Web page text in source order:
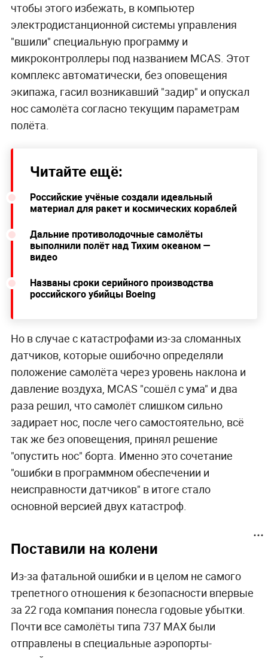
чтобы этого избежать, в компьютер
электродистанционной системы управления
"вшили" специальную программу и
микроконтроллеры под названием MCAS. Этот
комплекс автоматически, без оповещения
экипажа, гасил возникавший "задир" и опускал
нос самолёта согласно текущим параметрам
полёта.
Читайте ещё:
Российские учёные создали идеальный
материал для ракет и космических кораблей
Дальние противолодочные самолёты
выполнили полёт над Тихим океаном —
видео
Названы сроки серийного производства
российского убийцы Boeing
Но в случае с катастрофами из-за сломанных
датчиков, которые ошибочно определяли
положение самолёта через уровень наклона и
давление воздуха, MCAS "сошёл с ума" и два
раза решил, что самолёт слишком сильно
задирает нос, после чего самостоятельно, всё
так же без оповещения, принял решение
"опустить нос" борта. Именно это сочетание
"ошибки в программном обеспечении и
неисправности датчиков" в итоге стало
основной версией двух катастроф.
Поставили на колени
Из-за фатальной ошибки и в целом не самого
трепетного отношения к безопасности впервые
за 22 года компания понесла годовые убытки.
Почти все самолёты типа 737 МАХ были
отправлены в специальные аэропорты-